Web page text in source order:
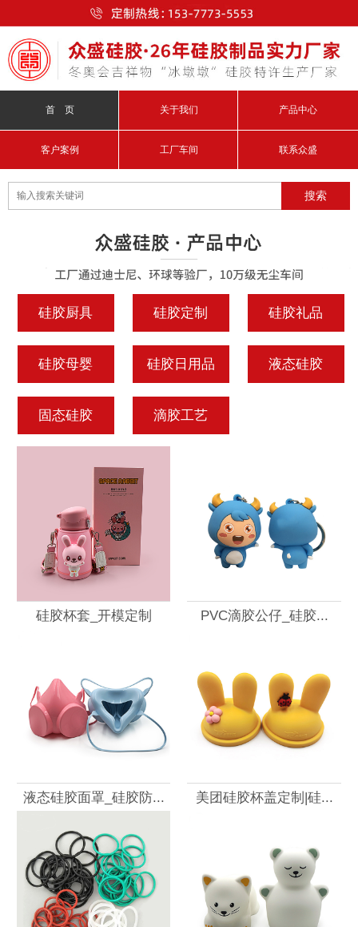
首 页 关于我们 产品中心
客户案例 工厂车间 联系众盛
硅胶厨具 硅胶定制 硅胶礼品
硅胶母婴 硅胶日用品 液态硅胶
固态硅胶 滴胶工艺
硅胶杯套_开模定制 PVC滴胶公仔_硅胶...
液态硅胶面罩_硅胶防... 美团硅胶杯盖定制|硅...